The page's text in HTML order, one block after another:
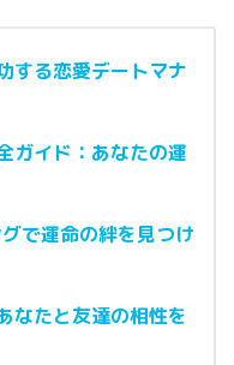
する恋愛デートマナ
ガイド：あなたの運
で運命の絆を見つけ
なたと友達の相性を